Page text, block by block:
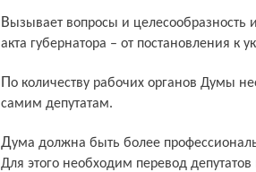
Вызывает вопросы и целесообразность изменения формы нормативного правового
акта губернатора – от постановления к
По количеству рабочих органов Думы необходимо дать возможность определяться
самим депутатам.
Дума должна быть более профессиональной, а работа депутатов более качественной.
Для этого необходим перевод